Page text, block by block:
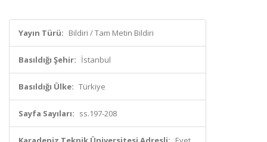
Yayın Türü: Bildiri / Tam Metin Bildiri
Basıldığı Şehir: İstanbul
Basıldığı Ülke: Türkiye
Sayfa Sayıları: ss.197-208